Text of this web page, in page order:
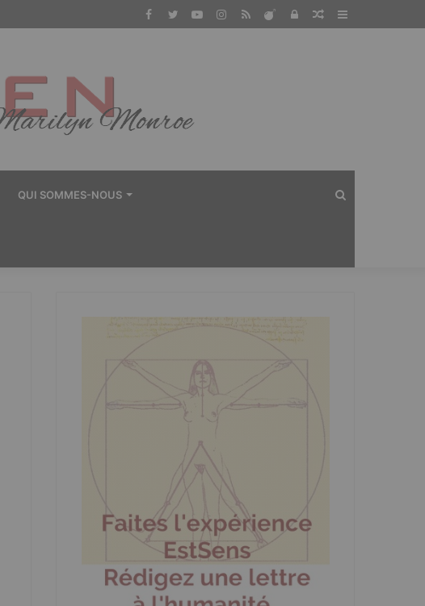
Sidebar
Article
Connexion
Dailymotion
RSS
Instagram
YouTube
Twitter
Facebook
QUI SOMMES-NOUS